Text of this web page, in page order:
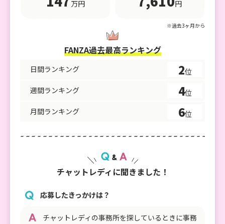
万円 円
※過去3ヶ月から
FANZA過去最高ランキング
日間ランキング 2位
週間ランキング
4位
月間ランキング
6位
チャットレディに聞きました！
応募したきっかけは？
チャットレディの事務所を探しているときに事務